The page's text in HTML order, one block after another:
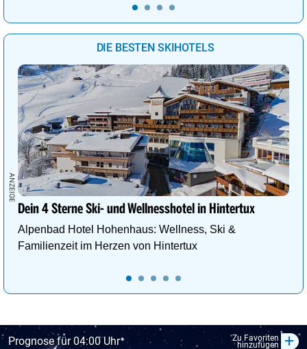
DIE BESTEN SKIHOTELS
Dein 4 Sterne Ski- und Wellnesshotel in Hintertux
Alpenbad Hotel Hohenhaus: Wellness, Ski &
Familienzeit im Herzen von Hintertux
Prognose für 04:00 Uhr Zu Favoriten
hinzufügen +